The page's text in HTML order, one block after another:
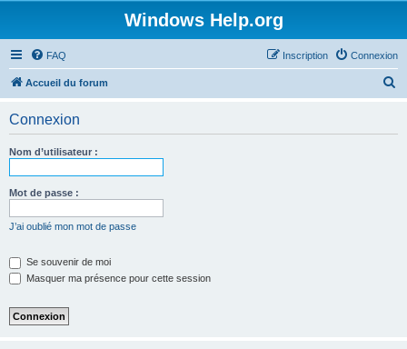
Windows Help.org
FAQ Connexion
Inscription
Accueil du forum
Connexion
Nom d’utilisateur :
Mot de passe :
J’ai oublié mon mot de passe
Se souvenir de moi
Masquer ma présence pour cette session